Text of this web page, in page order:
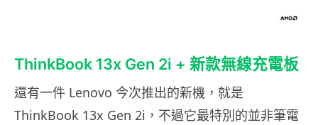
ThinkBook 13x Gen 2i + 新款無線充電板
還有一件 Lenovo 今次推出的新機，就是
ThinkBook 13x Gen 2i，不過它最特別的並非筆電